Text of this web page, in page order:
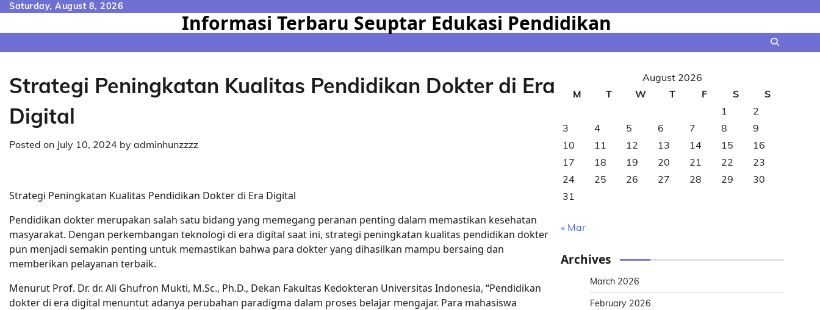
Skip
content
Saturday, August 8, 2026
Informasi Terbaru Seuptar Edukasi Pendidikan
Strategi Peningkatan Kualitas Pendidikan Dokter di Era
Digital
Posted on July 10, 2024 by adminhunzzzz
Strategi Peningkatan Kualitas Pendidikan Dokter di Era Digital
Pendidikan dokter merupakan salah satu bidang yang memegang peranan penting dalam memastikan kesehatan
masyarakat. Dengan perkembangan teknologi di era digital saat ini, strategi peningkatan kualitas pendidikan dokter
pun menjadi semakin penting untuk memastikan bahwa para dokter yang dihasilkan mampu bersaing dan
memberikan pelayanan terbaik.
Menurut Prof. Dr. dr. Ali Ghufron Mukti, M.Sc., Ph.D., Dekan Fakultas Kedokteran Universitas Indonesia, “Pendidikan
dokter di era digital menuntut adanya perubahan paradigma dalam proses belajar mengajar. Para mahasiswa
August 2026
M
T W T F S
S
1
2
3
4 5 6 7 8
9
10
11 12 13 14 15
16
17
18 19 20 21 22
23
24
25 26 27 28 29
30
31
« Mar
Archives
March 2026
February 2026